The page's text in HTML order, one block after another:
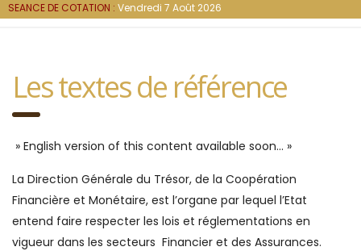
SEANCE DE COTATION : Vendredi 7 Août 2026
Les textes de référence
» English version of this content available soon… »
La Direction Générale du Trésor, de la Coopération
Financière et Monétaire, est l’organe par lequel l’Etat
entend faire respecter les lois et réglementations en
vigueur dans les secteurs Financier et des Assurances.